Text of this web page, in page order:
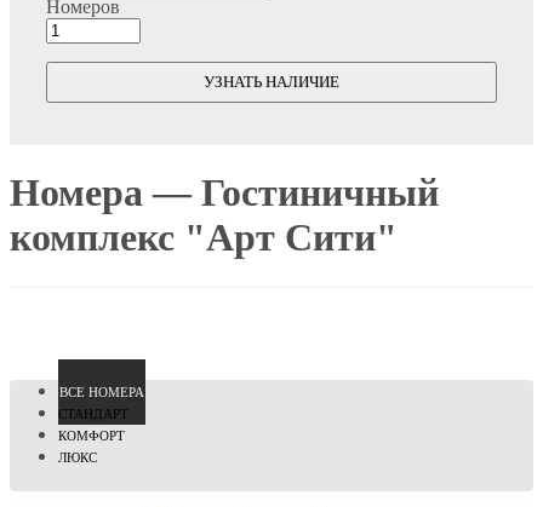
Номеров
УЗНАТЬ НАЛИЧИЕ
Номера — Гостиничный
комплекс "Арт Сити"
ВCЕ НОМЕРА
СТАНДАРТ
КОМФОРТ
ЛЮКС